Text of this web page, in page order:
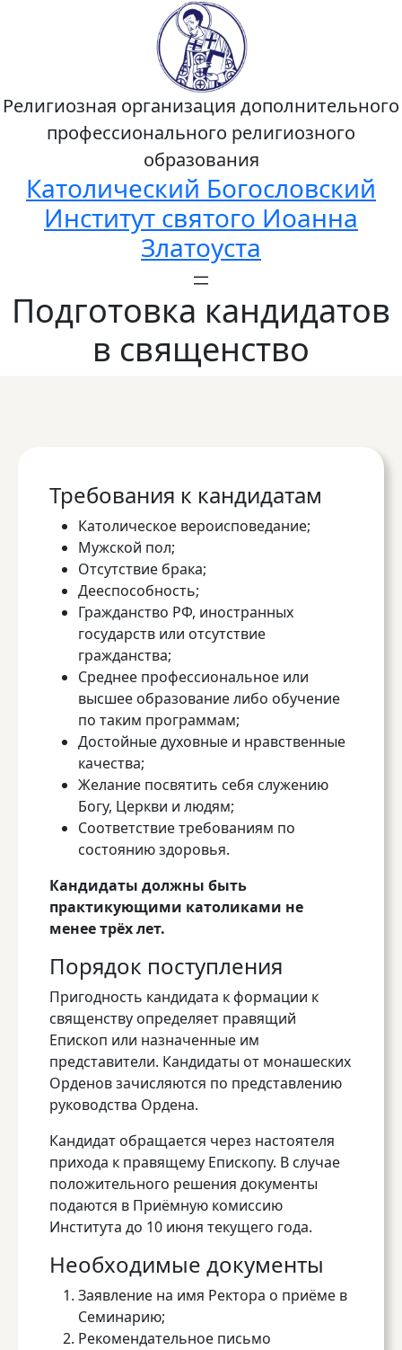
Религиозная организация дополнительного
профессионального религиозного
образования
Католический Богословский
Институт святого Иоанна
Златоуста
Подготовка кандидатов
в священство
Требования к кандидатам
Католическое вероисповедание;
Мужской пол;
Отсутствие брака;
Дееспособность;
Гражданство РФ, иностранных
государств или отсутствие
гражданства;
Среднее профессиональное или
высшее образование либо обучение
по таким программам;
Достойные духовные и нравственные
качества;
Желание посвятить себя служению
Богу, Церкви и людям;
Соответствие требованиям по
состоянию здоровья.
Кандидаты должны быть
практикующими католиками не
менее трёх лет.
Порядок поступления
Пригодность кандидата к формации к
священству определяет правящий
Епископ или назначенные им
представители. Кандидаты от монашеских
Орденов зачисляются по представлению
руководства Ордена.
Кандидат обращается через настоятеля
прихода к правящему Епископу. В случае
положительного решения документы
подаются в Приёмную комиссию
Института до 10 июня текущего года.
Необходимые документы
Заявление на имя Ректора о приёме в
Семинарию;
Рекомендательное письмо